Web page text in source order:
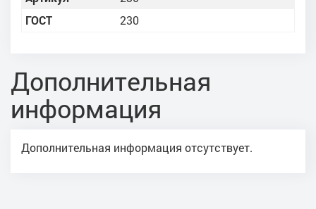
ГОСТ
230
Дополнительная
информация
Дополнительная информация отсутствует.